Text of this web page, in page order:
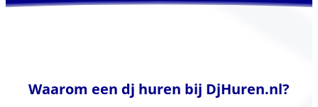
Waarom een dj huren bij DjHuren.nl?